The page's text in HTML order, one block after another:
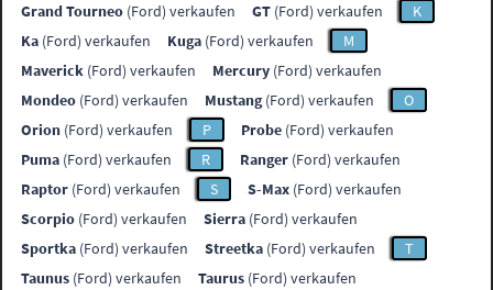
Grand Tourneo (Ford) verkaufen GT (Ford) verkaufen
K
Ka (Ford) verkaufen Kuga (Ford) verkaufen
M
Maverick (Ford) verkaufen Mercury (Ford) verkaufen
Mondeo (Ford) verkaufen Mustang(Ford) verkaufen
O
Orion (Ford) verkaufen P Probe (Ford) verkaufen
Puma (Ford) verkaufen R Ranger (Ford) verkaufen
Raptor (Ford) verkaufen S S-Max (Ford) verkaufen
Scorpio (Ford) verkaufen Sierra (Ford) verkaufen
Sportka (Ford) verkaufen Streetka (Ford) verkaufen
T
Taunus (Ford) verkaufen Taurus (Ford) verkaufen